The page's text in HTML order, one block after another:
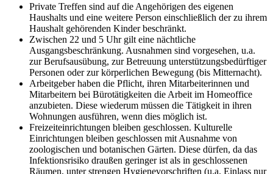
Private Treffen sind auf die Angehörigen des eigenen
Haushalts und eine weitere Person einschließlich der zu ihrem
Haushalt gehörenden Kinder beschränkt.
Zwischen 22 und 5 Uhr gilt eine nächtliche
Ausgangsbeschränkung. Ausnahmen sind vorgesehen, u.a.
zur Berufsausübung, zur Betreuung unterstützungsbedürftiger
Personen oder zur körperlichen Bewegung (bis Mitternacht).
Arbeitgeber haben die Pflicht, ihren Mitarbeiterinnen und
Mitarbeitern bei Bürotätigkeiten die Arbeit im Homeoffice
anzubieten. Diese wiederum müssen die Tätigkeit in ihren
Wohnungen ausführen, wenn dies möglich ist.
Freizeiteinrichtungen bleiben geschlossen. Kulturelle
Einrichtungen bleiben geschlossen mit Ausnahme von
zoologischen und botanischen Gärten. Diese dürfen, da das
Infektionsrisiko draußen geringer ist als in geschlossenen
Räumen, unter strengen Hygienevorschriften (u.a. Einlass nur